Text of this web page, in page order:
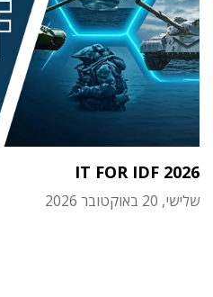
IT FOR IDF 2026
שלישי, 20 באוקטובר 2026